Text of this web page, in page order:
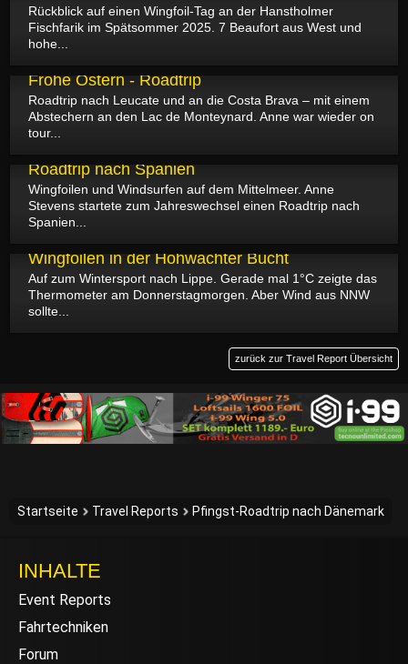
Rückblick auf einen Wingfoil-Tag an der Hanstholmer
Fischfarik im Spätsommer 2025. 7 Beaufort aus West und
hohe...
Frohe Ostern - Roadtrip
Roadtrip nach Leucate und an die Costa Brava – mit einem
Abstechern an den Lac de Monteynard. Anne war wieder on
tour...
Roadtrip nach Spanien
Wingfoilen und Windsurfen auf dem Mittelmeer. Anne
Stevens startete zum Jahreswechsel einen Roadtrip nach
Spanien...
Wingfoilen in der Hohwachter Bucht
Auf zum Wintersport nach Lippe. Gerade mal 1°C zeigte das
Thermometer am Donnerstagmorgen. Aber Wind aus NNW
sollte...
zurück zur Travel Report Übersicht
Startseite Travel Reports Pfingst-Roadtrip nach Dänemark
INHALTE
Event Reports
Fahrtechniken
Forum